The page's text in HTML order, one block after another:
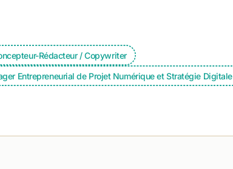
Rédacteur / Copywriter
Entrepreneurial de Projet Numérique et Stratégie Digitale